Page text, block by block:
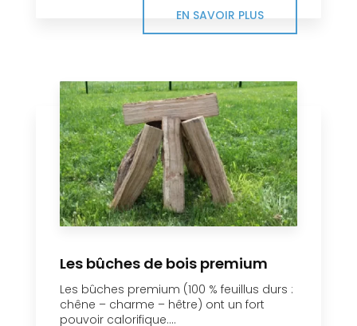
EN SAVOIR PLUS
Les bûches de bois premium
Les bûches premium (100 % feuillus durs :
chêne – charme – hêtre) ont un fort
pouvoir calorifique....